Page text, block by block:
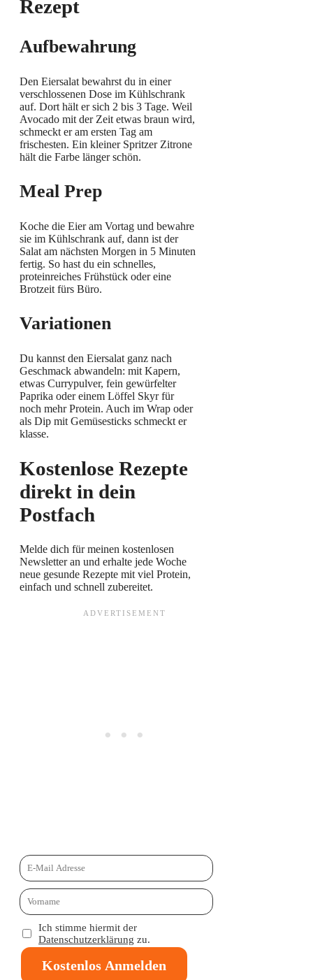
Rezept
Aufbewahrung
Den Eiersalat bewahrst du in einer
verschlossenen Dose im Kühlschrank
auf. Dort hält er sich 2 bis 3 Tage. Weil
Avocado mit der Zeit etwas braun wird,
schmeckt er am ersten Tag am
frischesten. Ein kleiner Spritzer Zitrone
hält die Farbe länger schön.
Meal Prep
Koche die Eier am Vortag und bewahre
sie im Kühlschrank auf, dann ist der
Salat am nächsten Morgen in 5 Minuten
fertig. So hast du ein schnelles,
proteinreiches Frühstück oder eine
Brotzeit fürs Büro.
Variationen
Du kannst den Eiersalat ganz nach
Geschmack abwandeln: mit Kapern,
etwas Currypulver, fein gewürfelter
Paprika oder einem Löffel Skyr für
noch mehr Protein. Auch im Wrap oder
als Dip mit Gemüsesticks schmeckt er
klasse.
Kostenlose Rezepte
direkt in dein
Postfach
Melde dich für meinen kostenlosen
Newsletter an und erhalte jede Woche
neue gesunde Rezepte mit viel Protein,
einfach und schnell zubereitet.
Ich stimme hiermit der
Datenschutzerklärung zu.
Kostenlos Anmelden